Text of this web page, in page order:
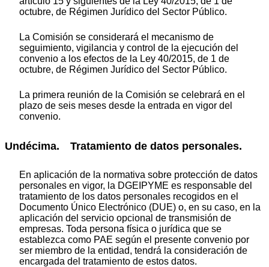
octubre, de Régimen Jurídico del Sector Público.
La Comisión se considerará el mecanismo de
seguimiento, vigilancia y control de la ejecución del
convenio a los efectos de la Ley 40/2015, de 1 de
octubre, de Régimen Jurídico del Sector Público.
La primera reunión de la Comisión se celebrará en el
plazo de seis meses desde la entrada en vigor del
convenio.
Undécima. Tratamiento de datos personales.
En aplicación de la normativa sobre protección de datos
personales en vigor, la DGEIPYME es responsable del
tratamiento de los datos personales recogidos en el
Documento Único Electrónico (DUE) o, en su caso, en la
aplicación del servicio opcional de transmisión de
empresas. Toda persona física o jurídica que se
establezca como PAE según el presente convenio por
ser miembro de la entidad, tendrá la consideración de
encargada del tratamiento de estos datos.